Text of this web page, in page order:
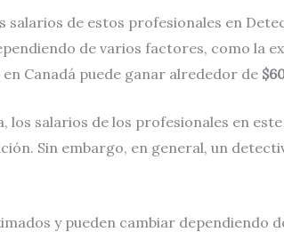
salarios de estos profesionales en
de varios factores, como la
Canadá puede ganar alrededor de
salarios de los profesionales en
Sin embargo, en general, un
y pueden cambiar dependiendo